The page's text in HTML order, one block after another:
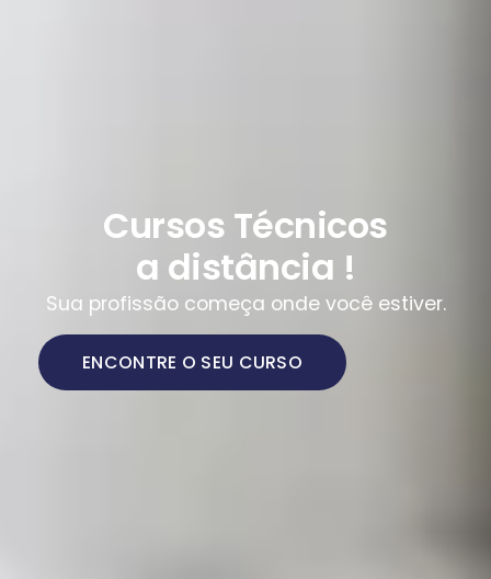
Cursos Técnicos
a distância !
Sua profissão começa onde você estiver.
ENCONTRE O SEU CURSO